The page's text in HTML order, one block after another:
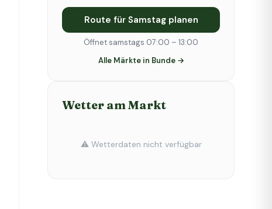
Route für Samstag planen
Öffnet samstags 07:00 – 13:00
Alle Märkte in Bunde →
Wetter am Markt
⚠️ Wetterdaten nicht verfügbar